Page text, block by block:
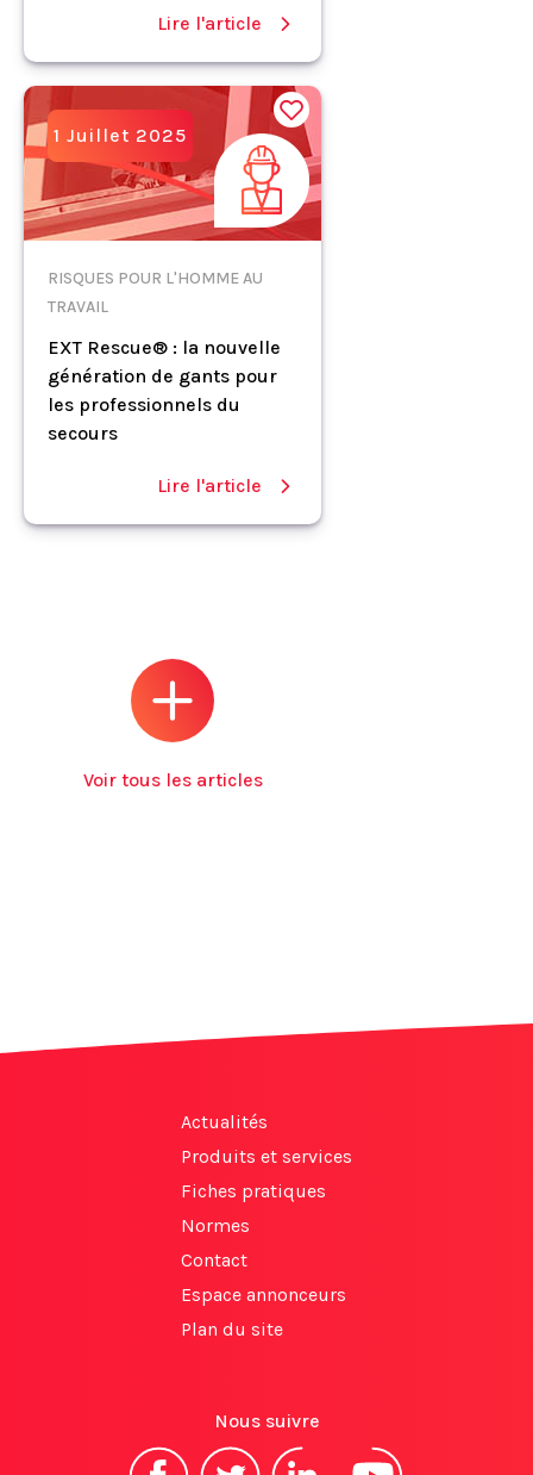
Lire l'article
1 Juillet 2025
RISQUES POUR L'HOMME AU
TRAVAIL
EXT Rescue® : la nouvelle
génération de gants pour
les professionnels du
secours
Lire l'article
Voir tous les articles
Actualités
Produits et services
Fiches pratiques
Normes
Contact
Espace annonceurs
Plan du site
Nous suivre